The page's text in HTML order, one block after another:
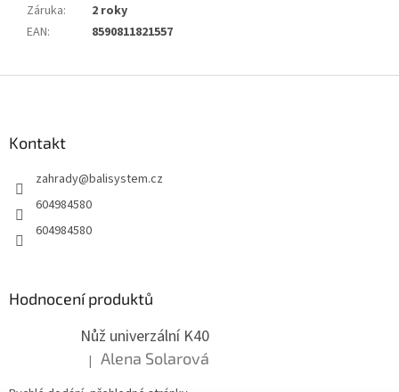
Záruka:
2 roky
EAN: 8590811821557
Kontakt
zahrady@balisystem.cz
604984580
604984580
Hodnocení produktů
Nůž univerzální K40
Hodnocení produktu je 5 z 5 hvězdiček.
| Alena Solarová